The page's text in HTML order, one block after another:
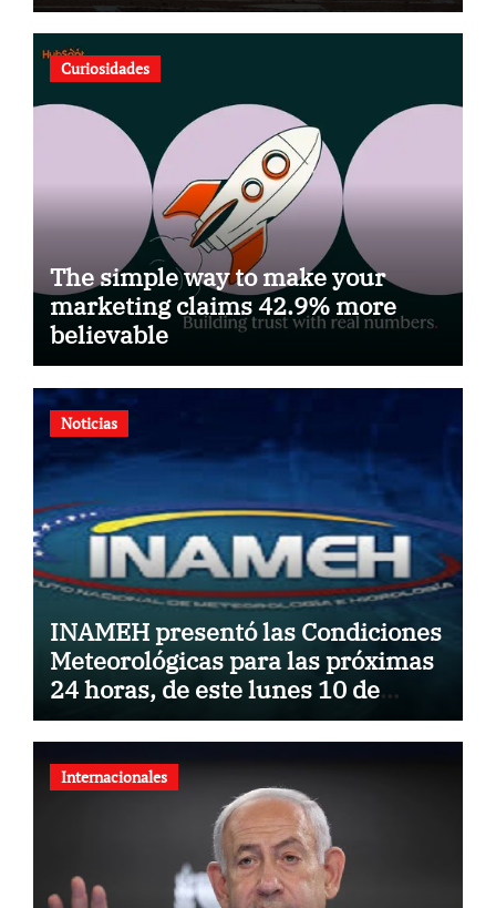
Curiosidades
The simple way to make your
marketing claims 42.9% more
believable
Noticias
INAMEH presentó las Condiciones
Meteorológicas para las próximas
24 horas, de este lunes 10 de
agosto 2026
Internacionales